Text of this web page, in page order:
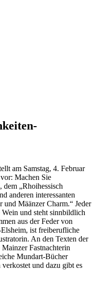
am Samstag, 4. Februar
Machen Sie
dem „Rhoihessisch
anderen interessanten
und Määnzer Charm.“ Jeder
Wein und steht sinnbildlich
aus der Feder von
ist freiberufliche
An den Texten der
Fastnachterin
Mundart-Bücher
und dazu gibt es